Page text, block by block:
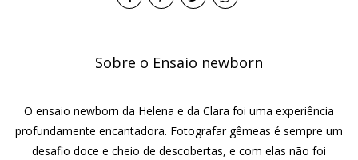
Sobre o Ensaio newborn
O ensaio newborn da Helena e da Clara foi uma experiência
profundamente encantadora. Fotografar gêmeas é sempre um
desafio doce e cheio de descobertas, e com elas não foi